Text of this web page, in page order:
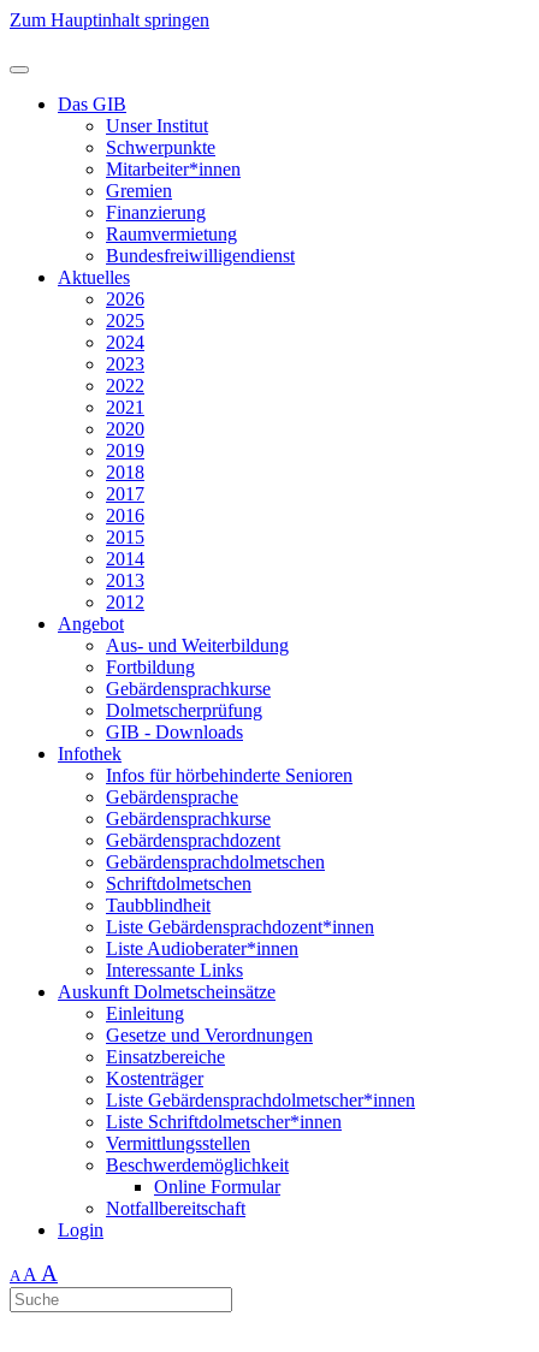
Zum Hauptinhalt springen
Das GIB
Unser Institut
Schwerpunkte
Mitarbeiter*innen
Gremien
Finanzierung
Raumvermietung
Bundesfreiwilligendienst
Aktuelles
2026
2025
2024
2023
2022
2021
2020
2019
2018
2017
2016
2015
2014
2013
2012
Angebot
Aus- und Weiterbildung
Fortbildung
Gebärdensprachkurse
Dolmetscherprüfung
GIB - Downloads
Infothek
Infos für hörbehinderte Senioren
Gebärdensprache
Gebärdensprachkurse
Gebärdensprachdozent
Gebärdensprachdolmetschen
Schriftdolmetschen
Taubblindheit
Liste Gebärdensprachdozent*innen
Liste Audioberater*innen
Interessante Links
Auskunft Dolmetscheinsätze
Einleitung
Gesetze und Verordnungen
Einsatzbereiche
Kostenträger
Liste Gebärdensprachdolmetscher*innen
Liste Schriftdolmetscher*innen
Vermittlungsstellen
Beschwerdemöglichkeit
Online Formular
Notfallbereitschaft
Login
AA A